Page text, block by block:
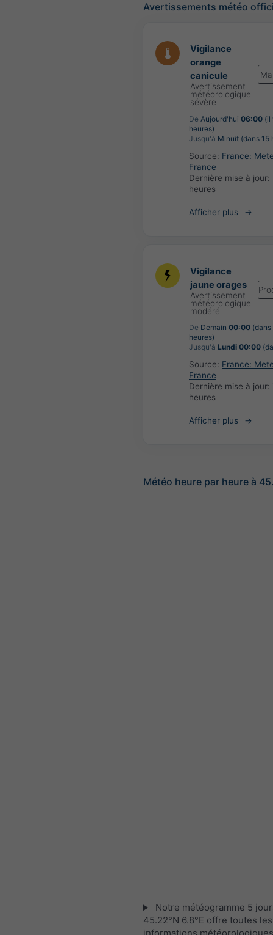
Avertissements météo
Vigilance
orange
canicule
Avertissement
météorologique
sévère
De Aujourd'hui 06:00 (il
heures)
Jusqu'à Minuit (dans 15
Source: France:
France
Dernière mise à jour:
heures
Afficher plus
Vigilance
jaune orages
Avertissement
météorologique
modéré
De Demain 00:00 (dans
heures)
Jusqu'à Lundi 00:00
Source: France:
France
Dernière mise à jour:
heures
Afficher plus
Météo heure par heure à
Notre météogramme 5
45.22°N 6.8°E offre toutes les